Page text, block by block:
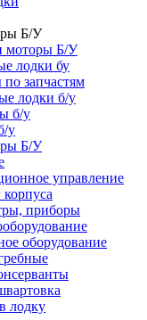
Б/У
моторы Б/У
лодки бу
запчастям
лодки б/у
б/у
у
Б/У
управление
приборы
оборудование
лодку